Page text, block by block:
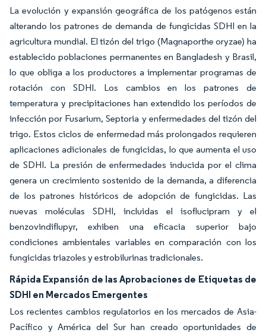
La evolución y expansión geográfica de los patógenos están
alterando los patrones de demanda de fungicidas SDHI en la
agricultura mundial. El tizón del trigo (Magnaporthe oryzae) ha
establecido poblaciones permanentes en Bangladesh y Brasil,
lo que obliga a los productores a implementar programas de
rotación con SDHI. Los cambios en los patrones de
temperatura y precipitaciones han extendido los períodos de
infección por Fusarium, Septoria y enfermedades del tizón del
trigo. Estos ciclos de enfermedad más prolongados requieren
aplicaciones adicionales de fungicidas, lo que aumenta el uso
de SDHI. La presión de enfermedades inducida por el clima
genera un crecimiento sostenido de la demanda, a diferencia
de los patrones históricos de adopción de fungicidas. Las
nuevas moléculas SDHI, incluidas el isoflucipram y el
benzovindiflupyr, exhiben una eficacia superior bajo
condiciones ambientales variables en comparación con los
fungicidas triazoles y estrobilurinas tradicionales.
Rápida Expansión de las Aprobaciones de Etiquetas de
SDHI en Mercados Emergentes
Los recientes cambios regulatorios en los mercados de Asia-
Pacífico y América del Sur han creado oportunidades de